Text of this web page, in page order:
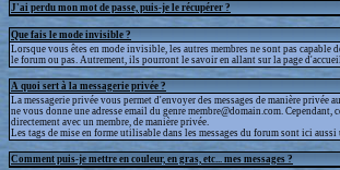
J'ai perdu mon mot de passe, puis-je le récupérer ?
Que fais le mode invisible ?
Lorsque vous êtes en mode invisible, les autres membres ne sont pas capable
le forum ou pas. Autrement, ils pourront le savoir en allant sur la page
A quoi sert à la messagerie privée ?
La messagerie privée vous permet d'envoyer des messages de manière privée
ne vous donne une adresse email du genre membre@domain.com.
directement avec un membre, de manière privée.
Les tags de mise en forme utilisable dans les messages du forum sont ici aussi
Comment puis-je mettre en couleur, en gras, etc... mes messages ?